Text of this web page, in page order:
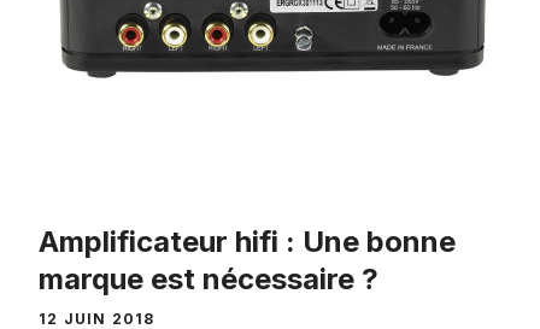
Amplificateur hifi : Une bonne
marque est nécessaire ?
12 JUIN 2018